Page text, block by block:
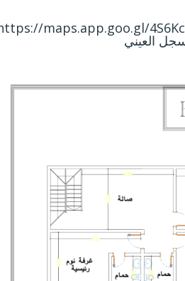
https://maps.app.goo.gl/
العيني